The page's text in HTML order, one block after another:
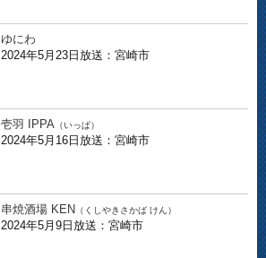
ゆにわ
2024年5月23日放送：宮崎市
壱羽 IPPA （いっぱ）
2024年5月16日放送：宮崎市
串焼酒場 KEN （くしやきさかば けん）
2024年5月9日放送：宮崎市